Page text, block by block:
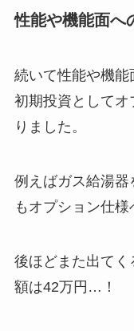
性能や機能面へ
続いて性能や機能
初期投資として
りました。
例えばガス給湯
もオプション仕様
後ほどまた出て
額は42万円…！